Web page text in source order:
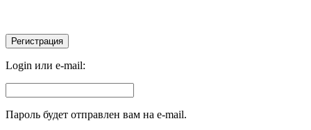
Login или e-mail:
Пароль будет отправлен вам на e-mail.